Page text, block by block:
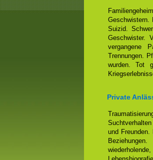
Geschwistern.
Suizid.
Geschwister.
vergangene
Trennungen.
wurden. Tot
Private
und Freunden.